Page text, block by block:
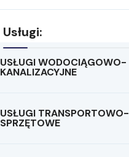
Usługi:
USŁUGI WODOCIĄGOWO-
KANALIZACYJNE
USŁUGI TRANSPORTOWO-
SPRZĘTOWE